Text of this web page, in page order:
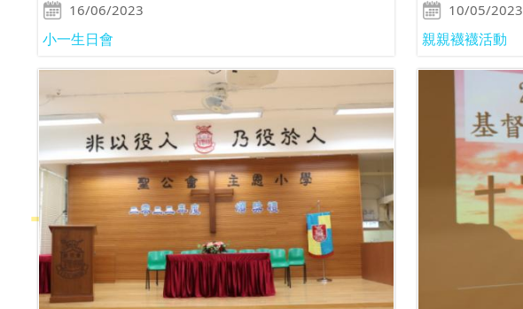
16/06/2023
小一生日會
10/05/2023
親親襪襪活動